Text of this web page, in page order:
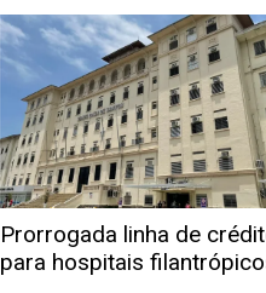
Prorrogada linha de
para hospitais